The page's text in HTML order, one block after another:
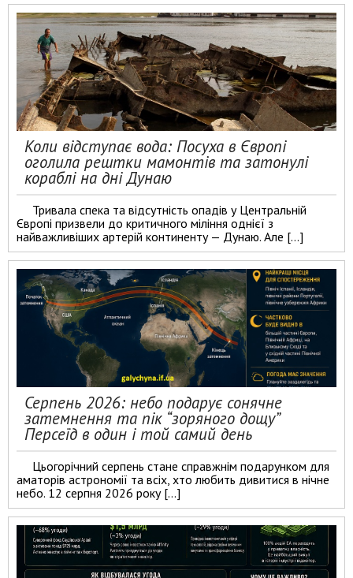
Коли відступає вода: Посуха в Європі
оголила рештки мамонтів та затонулі
кораблі на дні Дунаю
Тривала спека та відсутність опадів у Центральній
Європі призвели до критичного міління однієї з
найважливіших артерій континенту — Дунаю. Але […]
Серпень 2026: небо подарує сонячне
затемнення та пік “зоряного дощу”
Персеїд в один і той самий день
Цьогорічний серпень стане справжнім подарунком для
аматорів астрономії та всіх, хто любить дивитися в нічне
небо. 12 серпня 2026 року […]